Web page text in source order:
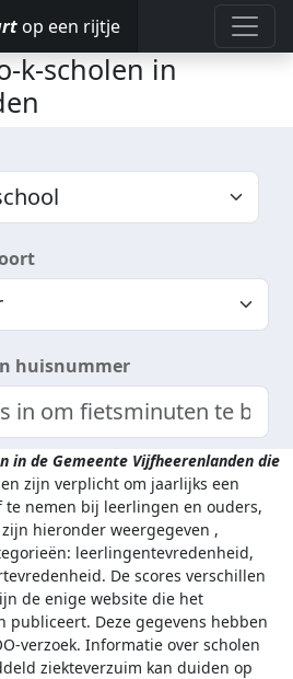
op een rijtje
k-scholen in
huisnummer
in de Gemeente Vijfheerenlanden die
zijn verplicht om jaarlijks een
nemen bij leerlingen en ouders,
hieronder weergegeven ,
leerlingentevredenheid,
De scores verschillen
de enige website die het
publiceert. Deze gegevens hebben
verzoek. Informatie over scholen
ziekteverzuim kan duiden op